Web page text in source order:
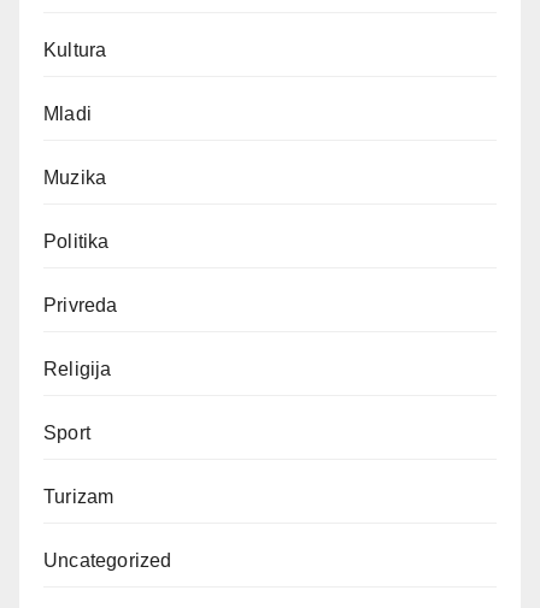
Kultura
Mladi
Muzika
Politika
Privreda
Religija
Sport
Turizam
Uncategorized